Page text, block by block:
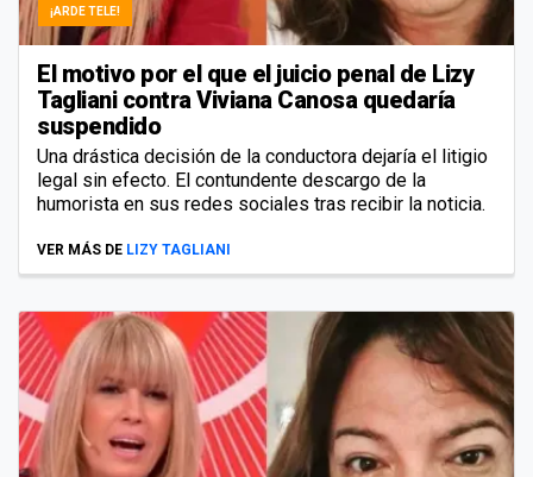
¡ARDE TELE!
El motivo por el que el juicio penal de Lizy
Tagliani contra Viviana Canosa quedaría
suspendido
Una drástica decisión de la conductora dejaría el litigio
legal sin efecto. El contundente descargo de la
humorista en sus redes sociales tras recibir la noticia.
VER MÁS DE LIZY TAGLIANI